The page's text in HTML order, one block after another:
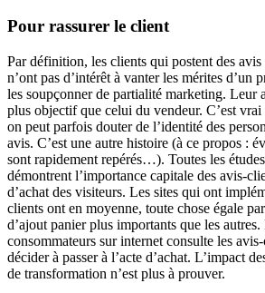
Pour rassurer le client
Par définition, les clients qui postent des avis
n’ont pas d’intérêt à vanter les mérites d’un
les soupçonner de partialité marketing. Leur
plus objectif que celui du vendeur. C’est vrai
on peut parfois douter de l’identité des
avis. C’est une autre histoire (à ce propos :
sont rapidement repérés…). Toutes les
démontrent l’importance capitale des avis-
d’achat des visiteurs. Les sites qui ont
clients ont en moyenne, toute chose égale
d’ajout panier plus importants que les
consommateurs sur internet consulte les
décider à passer à l’acte d’achat. L’impact
de transformation n’est plus à prouver.